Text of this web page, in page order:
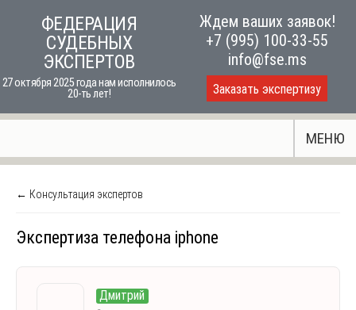
ФЕДЕРАЦИЯ
СУДЕБНЫХ
ЭКСПЕРТОВ
27 октября 2025 года нам исполнилось
20-ть лет!
Ждем ваших заявок!
+7 (995) 100-33-55
info@fse.ms
Заказать экспертизу
МЕНЮ
← Консультация экспертов
Экспертиза телефона iphone
Дмитрий